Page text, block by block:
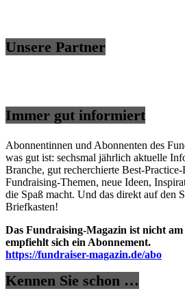
Unsere Partner
Immer gut informiert
Abonnentinnen und Abonnenten des
was gut ist: sechsmal jährlich aktuelle
Branche, gut recherchierte Best-
Fundraising-Themen, neue Ideen,
die Spaß macht. Und das direkt auf den
Briefkasten!
Das Fundraising-Magazin ist nicht
empfiehlt sich ein Abonnement.
https://fundraiser-magazin.de/abo
Kennen Sie schon …